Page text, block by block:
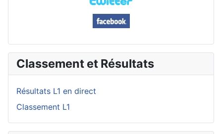
Classement et Résultats
Résultats L1 en direct
Classement L1